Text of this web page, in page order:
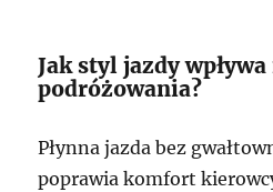
Jak styl jazdy
podróżowania?
Płynna jazda bez
poprawia komfort